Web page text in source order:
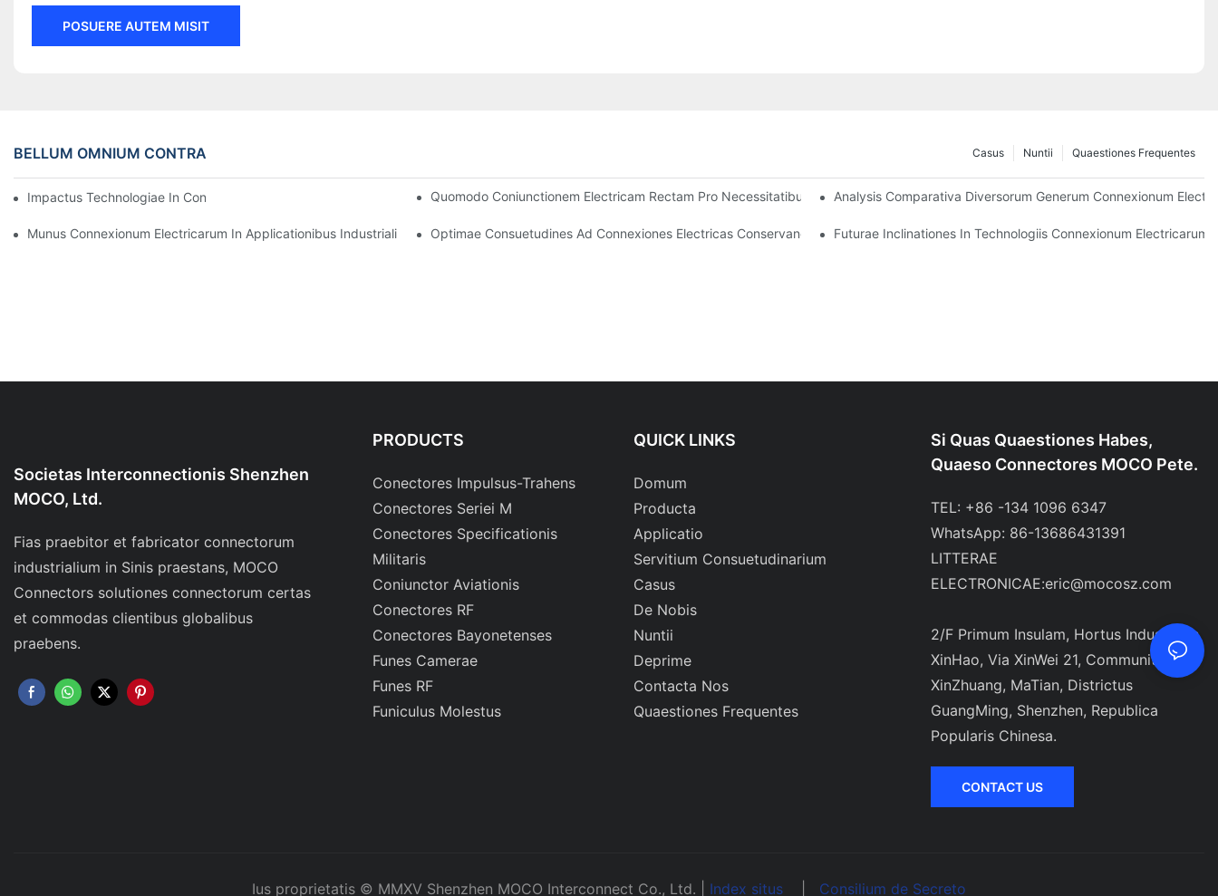
POSUERE AUTEM MISIT
BELLUM OMNIUM CONTRA Quaestiones Frequentes
Nuntii
Casus
Impactus Technologiae In Conexiones Electricas In Electronicis Quomodo Coniunctionem Electricam Rectam Pro Necessitatibus Tuis EligasAnalysis Comparativa Diversorum Generum Connexionum
Munus Connexionum Electricarum In Applicationibus Industrialibus Optimae Consuetudines Ad Connexiones Electricas Conservandas Futurae Inclinationes In Technologiis Connexionum Electricarum
Societas Interconnectionis Shenzhen
MOCO, Ltd.
Fias praebitor et fabricator connectorum
industrialium in Sinis praestans, MOCO
Connectors solutiones connectorum certas
et commodas clientibus globalibus
praebens.
PRODUCTS
Conectores Impulsus-Trahens
Conectores Seriei M
Conectores Specificationis
Militaris
Coniunctor Aviationis
Conectores RF
Conectores Bayonetenses
Funes Camerae
Funes RF
Funiculus Molestus
QUICK LINKS
Domum
Producta
Applicatio
Servitium Consuetudinarium
Casus
De Nobis
Nuntii
Deprime
Contacta Nos
Quaestiones Frequentes
Si Quas Quaestiones Habes,
Quaeso Connectores MOCO Pete.
TEL: +86 -134 1096 6347
WhatsApp: 86-13686431391
LITTERAE
ELECTRONICAE:eric@mocosz.com
2/F Primum Insulam, Hortus Industrialis
XinHao, Via XinWei 21, Communitas
XinZhuang, MaTian, ​​Districtus
GuangMing, Shenzhen, Republica
Popularis Chinesa.
CONTACT US
Ius proprietatis © MMXV Shenzhen MOCO Interconnect Co., Ltd. | Index situs Consilium de Secreto